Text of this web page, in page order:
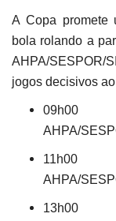
A Copa promete
bola rolando a
AHPA/
jogos decisivos
AHPA/
AHPA/